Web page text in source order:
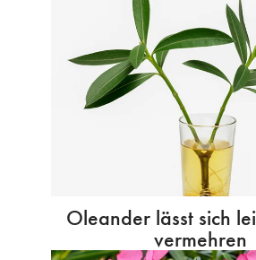
Oleander lässt sich
vermehren